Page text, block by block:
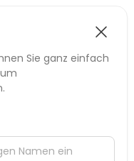
Sie ganz einfach